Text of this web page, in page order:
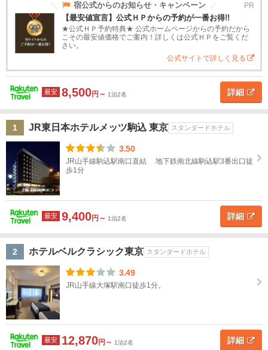
テ
ル
名
こ
の
条
件
で
探
す
地図
を表示
埼
千
葉
東
東
京
す
べ
て
東京
駅・
町・
日本
橋
浅
草・
野・
宿公式からのお知らせ・キャンペーン PR
【最安値宣言】公式ＨＰからの予約が一番お得!!
★公式ＨＰ予約特典★ 公式ホームページからの予約だから
こその最安値価格でご案内！詳しくは公式ＨＰをご覧くだ
さい。
公式サイトで詳しく見る
最安 8,500円～ 1泊2名 詳細
1 JR東日本ホテルメッツ駒込 東京 スタンダードホテル
3.50
JR山手線駒込駅南口直結 地下鉄南北線駒込駅3番出口徒
歩1分
最安 9,400円～ 1泊2名 詳細
2 ホテルベルクラシック東京 スタンダードホテル
3.49
JR山手線大塚駅南口徒歩1分。
最安 12,870円～ 1泊2名 詳細